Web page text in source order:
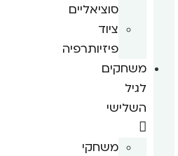
סוציאליים
ציוד
פיזיותרפיה
משחקים
לגיל
השלישי
משחקי